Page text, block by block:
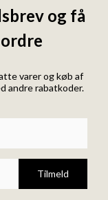
og få
varer og køb af
andre rabatkoder.
Tilmeld